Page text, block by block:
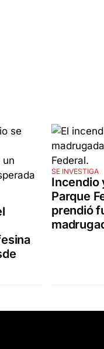
SE INVESTIGA
Incendio
Parque
prendió